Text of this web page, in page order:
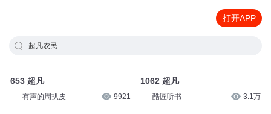
打开APP
超凡农民
653 超凡
有声的周扒皮 9921
1062 超凡
酷匠听书 3.1万